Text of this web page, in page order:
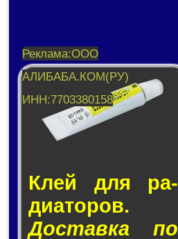
Клей для ра­
ди­а­то­ров.
Доставка по